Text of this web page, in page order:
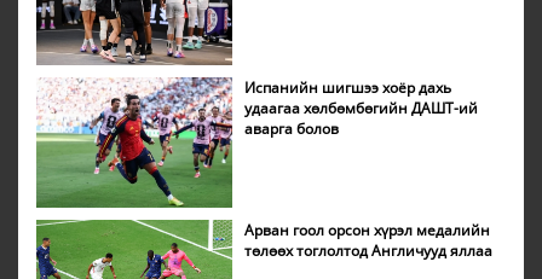
Испанийн шигшээ хоёр дахь
удаагаа хөлбөмбөгийн ДАШТ-ий
аварга болов
Арван гоол орсон хүрэл медалийн
төлөөх тоглолтод Англичууд яллаа